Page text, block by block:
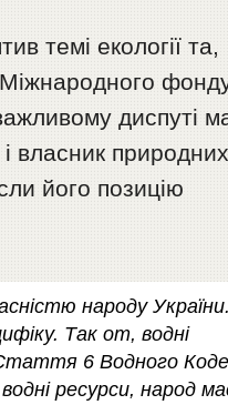
темі екології та,
Міжнародного
диспуті
власник природних
його позицію
народу України.
Так от, водні
6 Водного
ресурси, народ